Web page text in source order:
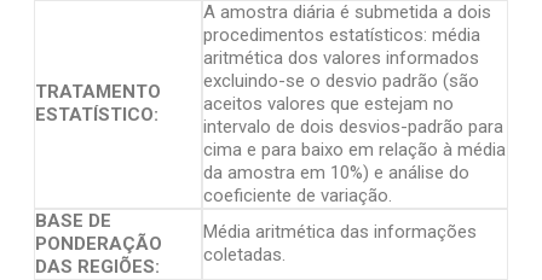
TRATAMENTO
ESTATÍSTICO:
A amostra diária é submetida a dois
procedimentos estatísticos: média
aritmética dos valores informados
excluindo-se o desvio padrão (são
aceitos valores que estejam no
intervalo de dois desvios-padrão para
cima e para baixo em relação à média
da amostra em 10%) e análise do
coeficiente de variação.
BASE DE
PONDERAÇÃO
DAS REGIÕES:
Média aritmética das informações
coletadas.